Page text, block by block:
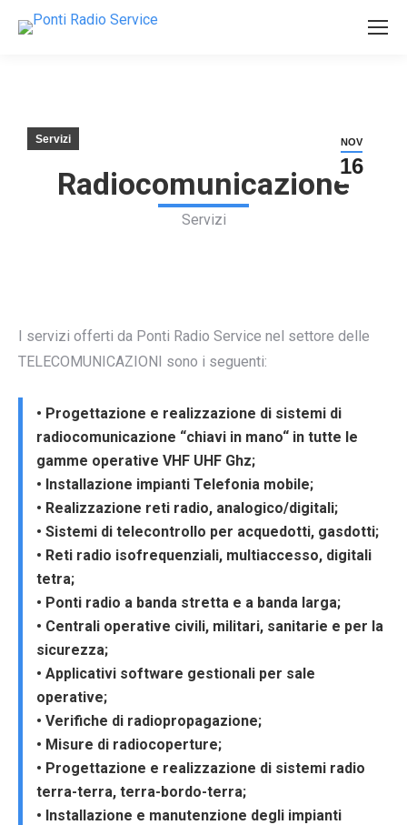
NOV
16
Servizi
Radiocomunicazione
Servizi
I servizi offerti da Ponti Radio Service nel settore delle
TELECOMUNICAZIONI sono i seguenti:
• Progettazione e realizzazione di sistemi di
radiocomunicazione “chiavi in mano“ in tutte le
gamme operative VHF UHF Ghz;
• Installazione impianti Telefonia mobile;
• Realizzazione reti radio, analogico/digitali;
• Sistemi di telecontrollo per acquedotti, gasdotti;
• Reti radio isofrequenziali, multiaccesso, digitali
tetra;
• Ponti radio a banda stretta e a banda larga;
• Centrali operative civili, militari, sanitarie e per la
sicurezza;
• Applicativi software gestionali per sale
operative;
• Verifiche di radiopropagazione;
• Misure di radiocoperture;
• Progettazione e realizzazione di sistemi radio
terra-terra, terra-bordo-terra;
• Installazione e manutenzione degli impianti